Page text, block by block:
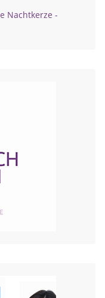
Nachtkerze -